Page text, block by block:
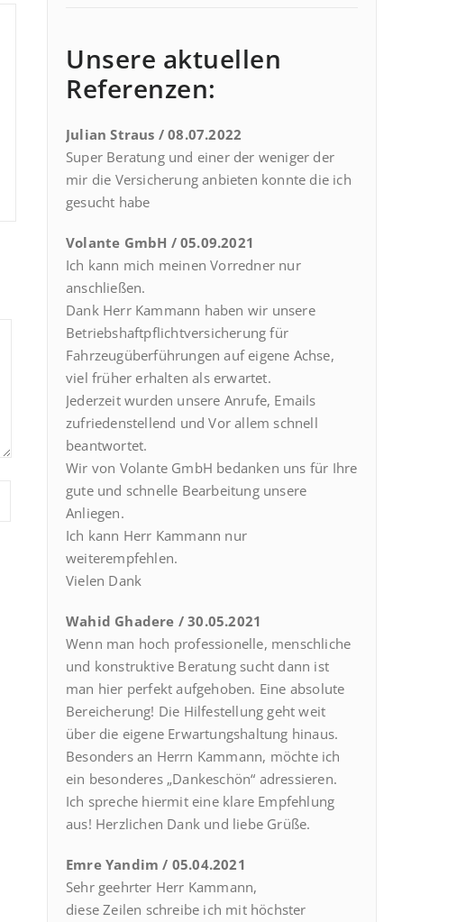
Unsere aktuellen
Referenzen:
Julian Straus / 08.07.2022
Super Beratung und einer der weniger der
mir die Versicherung anbieten konnte die ich
gesucht habe
Volante GmbH / 05.09.2021
Ich kann mich meinen Vorredner nur
anschließen.
Dank Herr Kammann haben wir unsere
Betriebshaftpflichtversicherung für
Fahrzeugüberführungen auf eigene Achse,
viel früher erhalten als erwartet.
Jederzeit wurden unsere Anrufe, Emails
zufriedenstellend und Vor allem schnell
beantwortet.
Wir von Volante GmbH bedanken uns für Ihre
gute und schnelle Bearbeitung unsere
Anliegen.
Ich kann Herr Kammann nur
weiterempfehlen.
Vielen Dank
Wahid Ghadere / 30.05.2021
Wenn man hoch professionelle, menschliche
und konstruktive Beratung sucht dann ist
man hier perfekt aufgehoben. Eine absolute
Bereicherung! Die Hilfestellung geht weit
über die eigene Erwartungshaltung hinaus.
Besonders an Herrn Kammann, möchte ich
ein besonderes „Dankeschön“ adressieren.
Ich spreche hiermit eine klare Empfehlung
aus! Herzlichen Dank und liebe Grüße.
Emre Yandim / 05.04.2021
Sehr geehrter Herr Kammann,
diese Zeilen schreibe ich mit höchster